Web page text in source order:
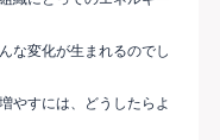
な変化が生まれるのでし
やすには、どうしたらよ